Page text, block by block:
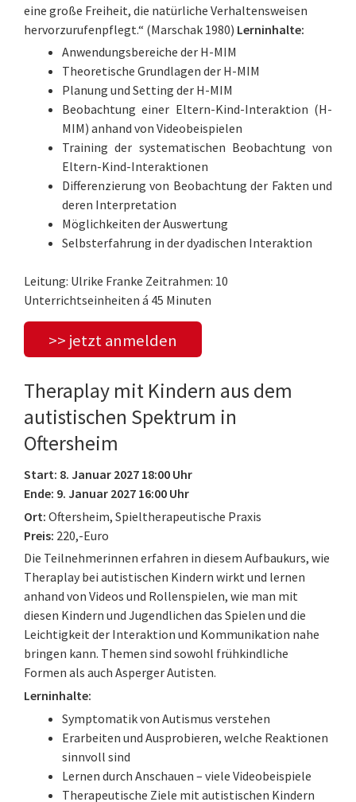
eine große Freiheit, die natürliche Verhaltensweisen
hervorzurufenpflegt.“ (Marschak 1980) Lerninhalte:
Anwendungsbereiche der H-MIM
Theoretische Grundlagen der H-MIM
Planung und Setting der H-MIM
Beobachtung einer Eltern-Kind-Interaktion (H-
MIM) anhand von Videobeispielen
Training der systematischen Beobachtung von
Eltern-Kind-Interaktionen
Differenzierung von Beobachtung der Fakten und
deren Interpretation
Möglichkeiten der Auswertung
Selbsterfahrung in der dyadischen Interaktion
Leitung: Ulrike Franke Zeitrahmen: 10
Unterrichtseinheiten á 45 Minuten
>> jetzt anmelden
Theraplay mit Kindern aus dem
autistischen Spektrum in
Oftersheim
Start: 8. Januar 2027 18:00 Uhr
Ende: 9. Januar 2027 16:00 Uhr
Ort: Oftersheim, Spieltherapeutische Praxis
Preis: 220,-Euro
Die Teilnehmerinnen erfahren in diesem Aufbaukurs, wie
Theraplay bei autistischen Kindern wirkt und lernen
anhand von Videos und Rollenspielen, wie man mit
diesen Kindern und Jugendlichen das Spielen und die
Leichtigkeit der Interaktion und Kommunikation nahe
bringen kann. Themen sind sowohl frühkindliche
Formen als auch Asperger Autisten.
Lerninhalte:
Symptomatik von Autismus verstehen
Erarbeiten und Ausprobieren, welche Reaktionen
sinnvoll sind
Lernen durch Anschauen – viele Videobeispiele
Therapeutische Ziele mit autistischen Kindern